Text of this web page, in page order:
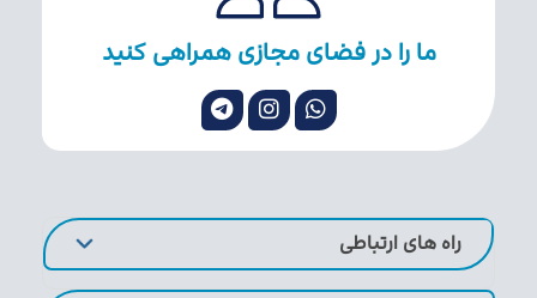
ما را در فضای مجازی همراهی کنید
راه های ارتباطی